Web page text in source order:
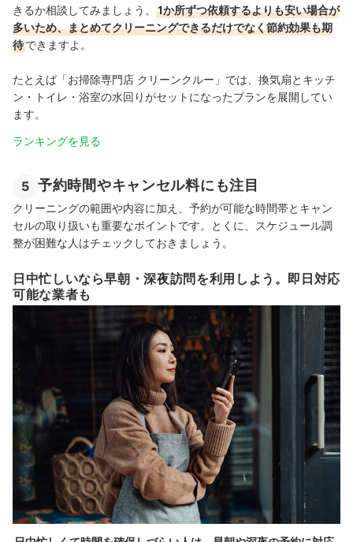
きるか相談してみましょう。
1か所ずつ依頼するよりも安い場合が
多いため、まとめてクリーニングできるだけでなく節約効果も期
待できますよ。
たとえば「お掃除専門店 クリーンクルー」では、換気扇とキッチ
ン・トイレ・浴室の水回りがセットになったプランを展開してい
ます。
ランキングを見る
5 予約時間やキャンセル料にも注目
クリーニングの範囲や内容に加え、予約が可能な時間帯とキャン
セルの取り扱いも重要なポイントです。とくに、スケジュール調
整が困難な人はチェックしておきましょう。
日中忙しいなら早朝・深夜訪問を利用しよう。即日対応
可能な業者も